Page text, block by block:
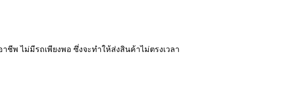
พ ไม่มีรถเพียงพอ ซึ่งจะทำให้ส่งสินค้าไม่ตรงเวลา